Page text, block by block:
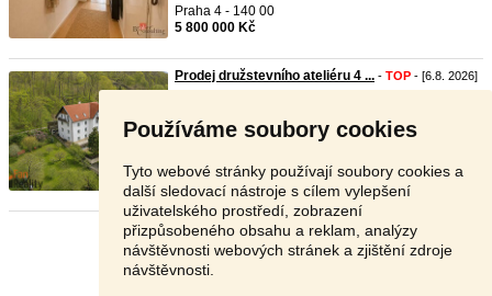
Používáme soubory cookies
Tyto webové stránky používají soubory cookies a
další sledovací nástroje s cílem vylepšení
uživatelského prostředí, zobrazení
přizpůsobeného obsahu a reklam, analýzy
návštěvnosti webových stránek a zjištění zdroje
návštěvnosti.
Praha 4 - 140 00
5 800 000 Kč
Prodej družstevního ateliéru 4 ... - TOP - [6.8. 2026]
6 350 000 Kč
Stránka: 1 2 3 Další